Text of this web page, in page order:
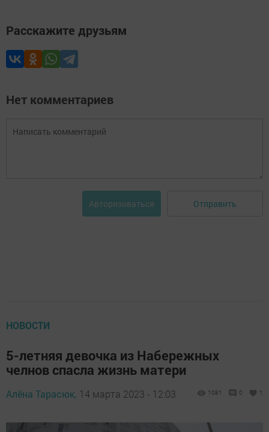
Расскажите друзьям
Нет комментариев
Авторизоваться Отправить
НОВОСТИ
5-летняя девочка из Набережных
челнов спасла жизнь матери
Алёна Тарасюк, 14 марта 2023 - 12:03 1081 0 1